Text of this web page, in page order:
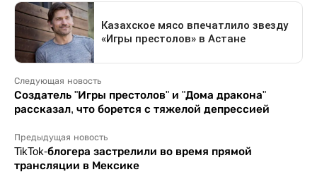
Следующая новость
Создатель "Игры престолов" и "Дома дракона"
рассказал, что борется с тяжелой депрессией
Предыдущая новость
TikTok-блогера застрелили во время прямой
трансляции в Мексике